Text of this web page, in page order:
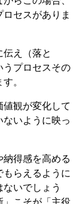
セスがありま
え（落と
うプロセスその
。
観が変化して
いように映っ
納得感を高める
らえるように
いでしょう
」こそが「主役